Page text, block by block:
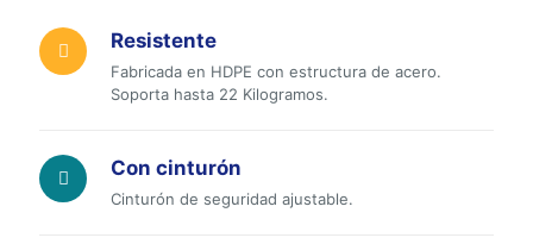
Resistente
Fabricada en HDPE con estructura de acero.
Soporta hasta 22 Kilogramos.
Con cinturón
Cinturón de seguridad ajustable.